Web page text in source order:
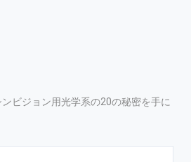
ビジョン用光学系の20の秘密を手に